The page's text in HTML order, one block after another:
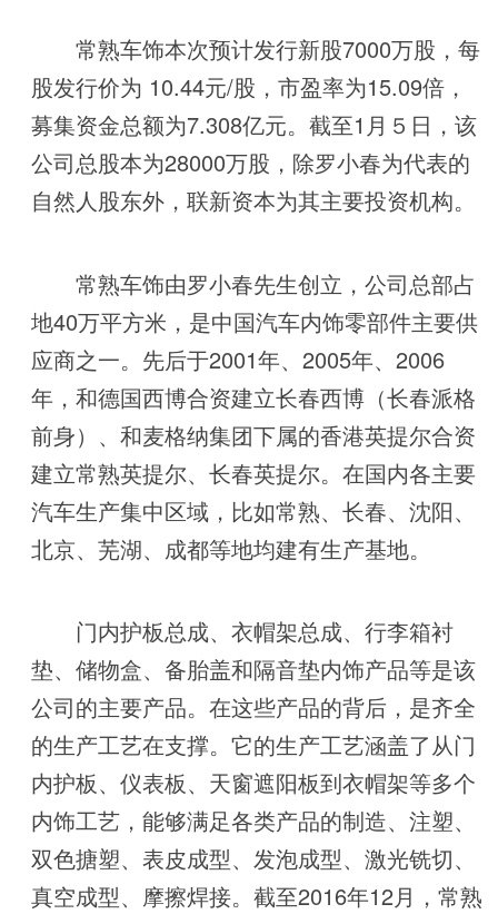
常熟车饰本次预计发行新股7000万股，每
股发行价为 10.44元/股，市盈率为15.09倍，
募集资金总额为7.308亿元。截至1月５日，该
公司总股本为28000万股，除罗小春为代表的
自然人股东外，联新资本为其主要投资机构。
常熟车饰由罗小春先生创立，公司总部占
地40万平方米，是中国汽车内饰零部件主要供
应商之一。先后于2001年、2005年、2006
年，和德国西博合资建立长春西博（长春派格
前身）、和麦格纳集团下属的香港英提尔合资
建立常熟英提尔、长春英提尔。在国内各主要
汽车生产集中区域，比如常熟、长春、沈阳、
北京、芜湖、成都等地均建有生产基地。
门内护板总成、衣帽架总成、行李箱衬
垫、储物盒、备胎盖和隔音垫内饰产品等是该
公司的主要产品。在这些产品的背后，是齐全
的生产工艺在支撑。它的生产工艺涵盖了从门
内护板、仪表板、天窗遮阳板到衣帽架等多个
内饰工艺，能够满足各类产品的制造、注塑、
双色搪塑、表皮成型、发泡成型、激光铣切、
真空成型、摩擦焊接。截至2016年12月，常熟